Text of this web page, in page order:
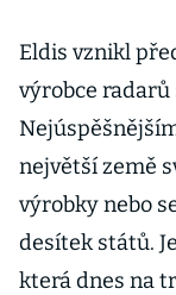
Eldis vznikl
výrobce radarů
největší země
výrobky nebo
desítek států.
která dnes na